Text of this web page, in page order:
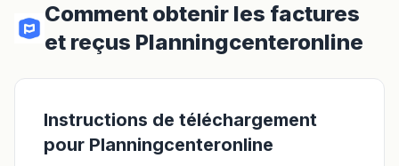
Comment obtenir les factures
et reçus Planningcenteronline
Instructions de téléchargement
pour Planningcenteronline